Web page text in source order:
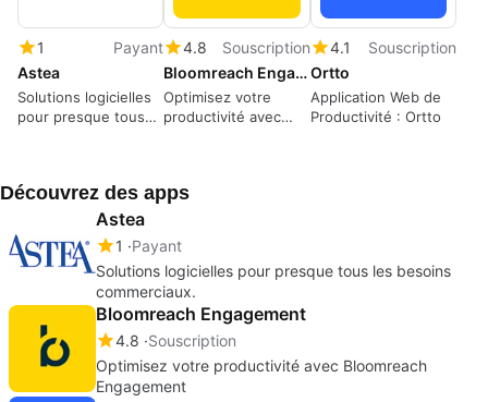
1
Payant
Astea
Solutions logicielles
pour presque tous
4.8
Souscription
Bloomreach Engagement
Optimisez votre
productivité avec
4.1
Souscription
Ortto
Application Web de
Productivité : Ortto
Découvrez des apps
Astea
1
Payant
Solutions logicielles pour presque tous les besoins
commerciaux.
Bloomreach Engagement
4.8 Souscription
Optimisez votre productivité avec Bloomreach
Engagement